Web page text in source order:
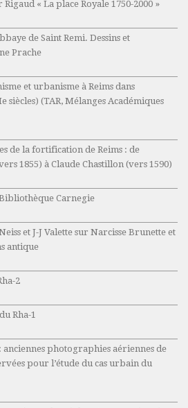
Rigaud « La place Royale 1750-2000 »
de Saint Remi. Dessins et
Prache
et urbanisme à Reims dans
siècles) (TAR, Mélanges Académiques
de la fortification de Reims : de
1855) à Claude Chastillon (vers 1590)
Carnegie
et J-J Valette sur Narcisse Brunette et
antique
2
Rha-1
anciennes photographies aériennes de
pour l’étude du cas urbain du